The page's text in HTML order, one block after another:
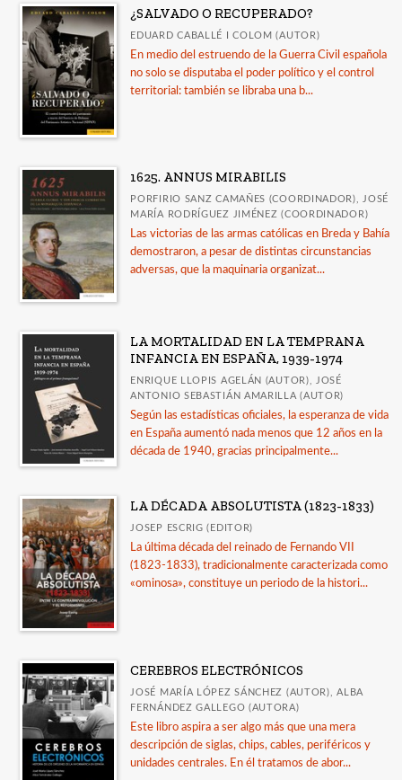
Comares * Arqueología
Comares * Arte
Ver todas... (11)
MATERIAS
Antropología
Arqueología
+ Ciencias Sociales
Comunicación
Cultura
Derecho moderno
Derecho romano
Filosofía
Geografía
Ver todas... (11)
CATÁLOGOS
Guía de uso de la IA en la revisión por pares
LORCA. Catálogo de publicaciones
Guía Comares sobre uso de inteligencia artificial
Catálogo a diciembre 2025
Publicados en 2025
Ver todos... (15)
¿SALVADO O RECUPERADO?
EDUARD CABALLÉ I COLOM (AUTOR)
En medio del estruendo de la Guerra Civil española
no solo se disputaba el poder político y el control
territorial: también se libraba una b...
1625. ANNUS MIRABILIS
PORFIRIO SANZ CAMAÑES (COORDINADOR), JOSÉ
MARÍA RODRÍGUEZ JIMÉNEZ (COORDINADOR)
Las victorias de las armas católicas en Breda y Bahía
demostraron, a pesar de distintas circunstancias
adversas, que la maquinaria organizat...
LA MORTALIDAD EN LA TEMPRANA
INFANCIA EN ESPAÑA, 1939-1974
ENRIQUE LLOPIS AGELÁN (AUTOR), JOSÉ
ANTONIO SEBASTIÁN AMARILLA (AUTOR)
Según las estadísticas oficiales, la esperanza de vida
en España aumentó nada menos que 12 años en la
década de 1940, gracias principalmente...
LA DÉCADA ABSOLUTISTA (1823-1833)
JOSEP ESCRIG (EDITOR)
La última década del reinado de Fernando VII
(1823-1833), tradicionalmente caracterizada como
«ominosa», constituye un periodo de la histori...
CEREBROS ELECTRÓNICOS
JOSÉ MARÍA LÓPEZ SÁNCHEZ (AUTOR), ALBA
FERNÁNDEZ GALLEGO (AUTORA)
Este libro aspira a ser algo más que una mera
descripción de siglas, chips, cables, periféricos y
unidades centrales. En él tratamos de abor...